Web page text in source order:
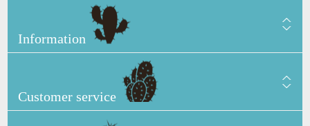
Information
Customer service